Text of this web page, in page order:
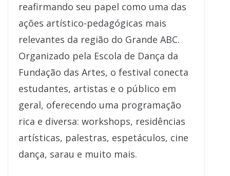
reafirmando seu papel como uma das
ações artístico-pedagógicas mais
relevantes da região do Grande ABC.
Organizado pela Escola de Dança da
Fundação das Artes, o festival conecta
estudantes, artistas e o público em
geral, oferecendo uma programação
rica e diversa: workshops, residências
artísticas, palestras, espetáculos, cine
dança, sarau e muito mais.